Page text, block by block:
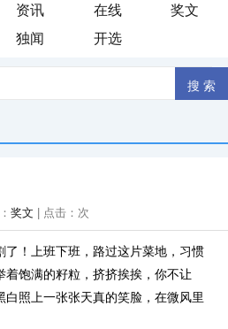
资讯 在线
奖文
独闻 开选
奖文 | 点击： 次
了！上班下班，路过这片菜地，习惯
着饱满的籽粒，挤挤挨挨，你不让
照上一张张天真的笑脸，在微风里